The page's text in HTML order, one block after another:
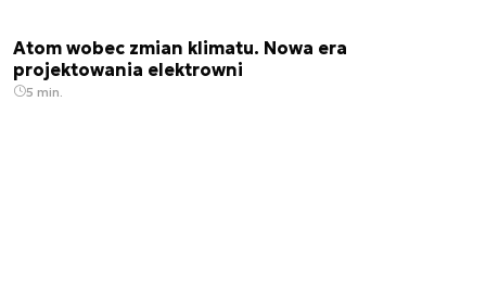
Atom wobec zmian klimatu. Nowa era
projektowania elektrowni
5 min.